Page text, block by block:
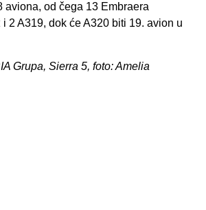
aviona, od čega 13 Embraera
i 2 A319, dok će A320 biti 19. avion u
Grupa, Sierra 5, foto: Amelia